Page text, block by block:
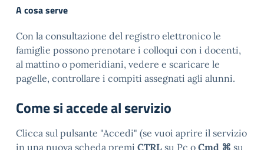
A cosa serve
Con la consultazione del registro elettronico le
famiglie possono prenotare i colloqui con i docenti,
al mattino o pomeridiani, vedere e scaricare le
pagelle, controllare i compiti assegnati agli alunni.
Come si accede al servizio
Clicca sul pulsante "Accedi" (se vuoi aprire il servizio
in una nuova scheda premi CTRL su Pc o Cmd ⌘ su